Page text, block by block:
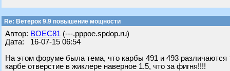
Re: Ветерок 9.9 повышение мощности
Автор: BOEC81 (---.pppoe.spdop.ru)
Дата: 16-07-15 06:54
На этом форуме была тема, что карбы 491 и 493
карбе отверстие в жиклере наверное 1.5, что за фигня!!!!